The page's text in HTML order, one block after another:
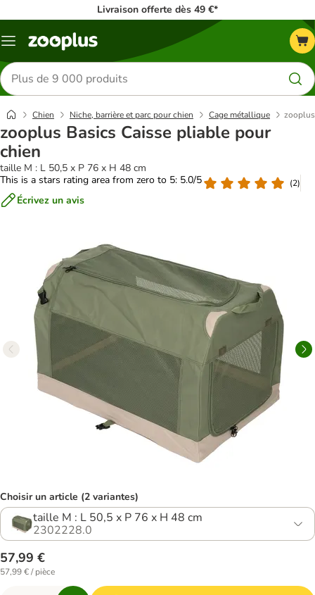
Livraison offerte dès 49 €*
Menu
Rechercher
des
produits
Chien Niche, barrière et parc pour chien Cage métallique
zooplus Basics Caisse pliable pour
chien
taille M : L 50,5 x P 76 x H 48 cm
This is a stars rating area from zero to 5: 5.0/5
(2)
Écrivez un avis
Choisir un article (2 variantes)
taille M : L 50,5 x P 76 x H 48 cm
2302228.0
57,99 €
57,99 € / pièce